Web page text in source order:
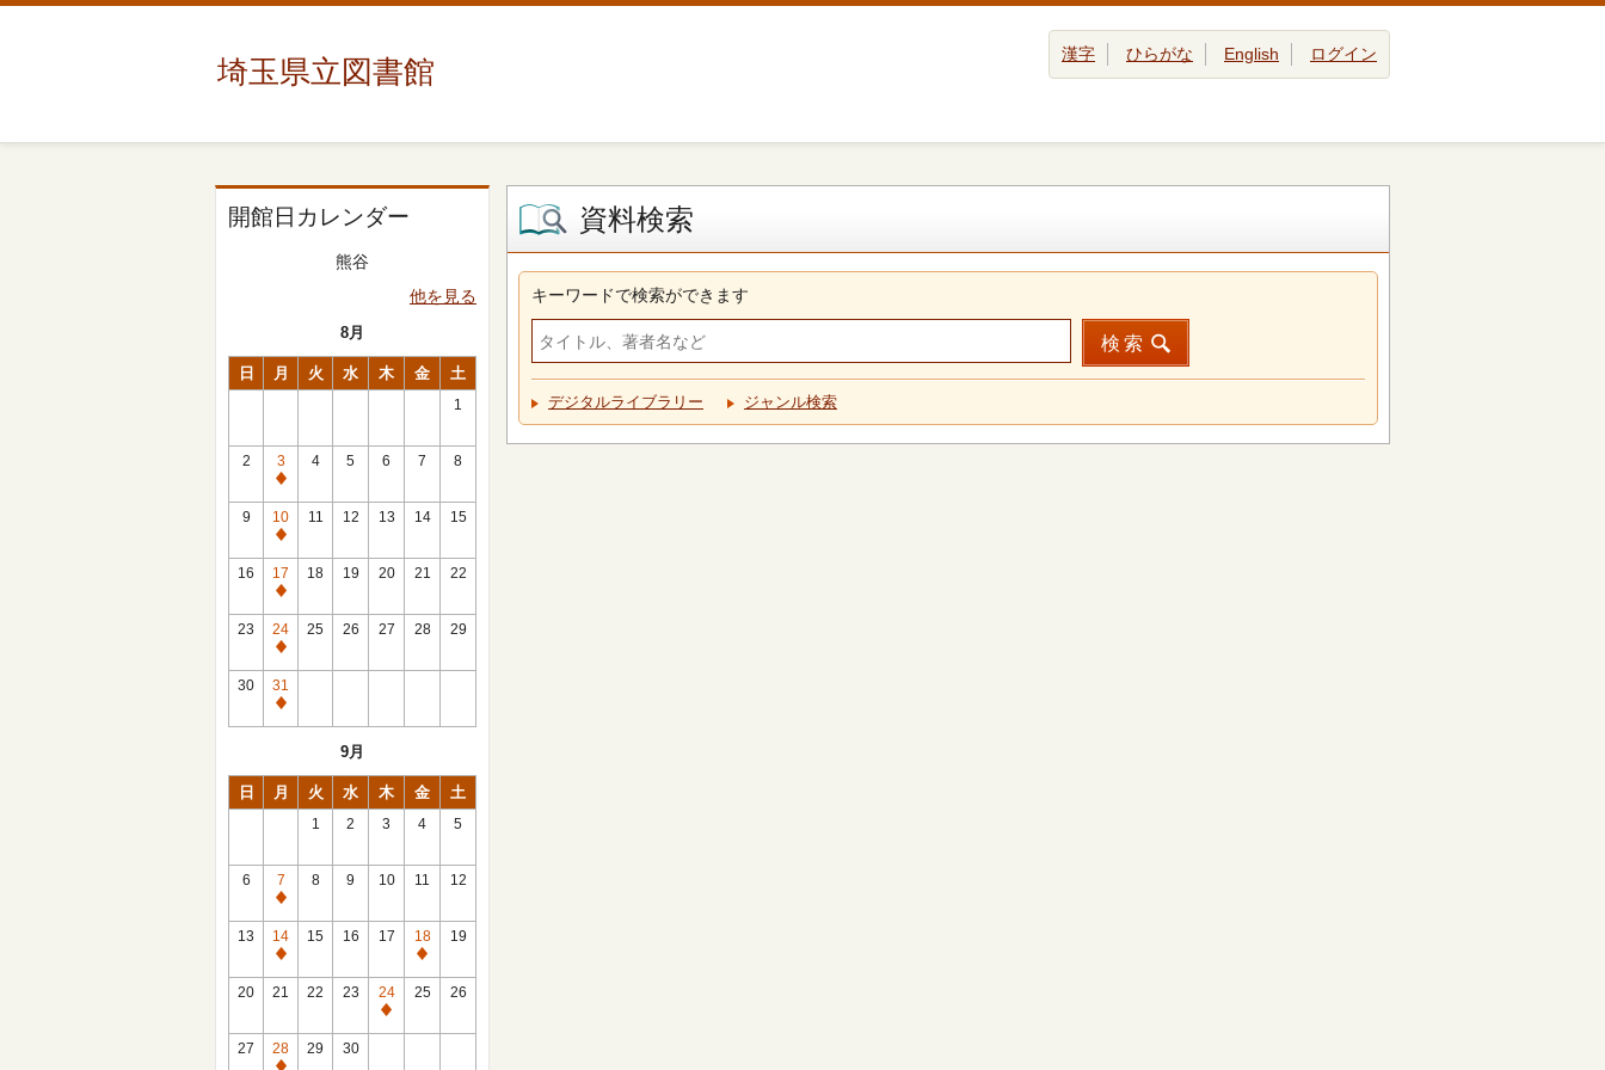
埼玉県立図書館 漢字 ひらがな English ログイン
開館日カレンダー
熊谷
他を見る
8月
日 月 火 水 木 金 土
1
2
3
休
館
日
4 5 6 7 8
9
10
休
館
日
11 12 13 14 15
16
17
休
館
日
18 19 20 21 22
23
24
休
館
日
25 26 27 28 29
30
31
休
9月
日 月 火 水 木 金 土
1 2 3 4 5
6
7
休
館
日
8 9 10 11 12
13
14
休
館
15 16 17
18
休
館
19
20 21 22 23
24
休
25 26
27
28
29 30
資料検索
キーワードで検索ができます
検索
デジタルライブラリー ジャンル検索